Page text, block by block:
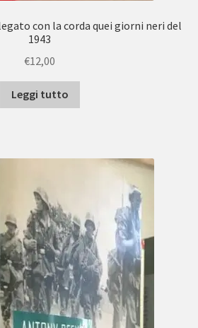
con la corda quei giorni neri del
1943
€12,00
Leggi tutto